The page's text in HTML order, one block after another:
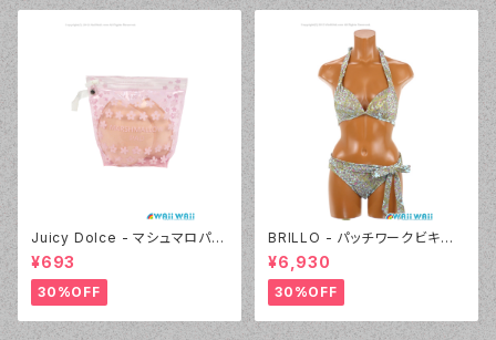
Juicy Dolce - マシュマロパッ
ド（032 - 40:イエロー）
¥693
30%OFF
BRILLO - パッチワークビキニ
（3309 - 70:ブルー）
¥6,930
30%OFF